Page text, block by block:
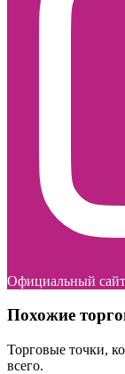
Официальный
Похожие
Торговые точки,
всего.